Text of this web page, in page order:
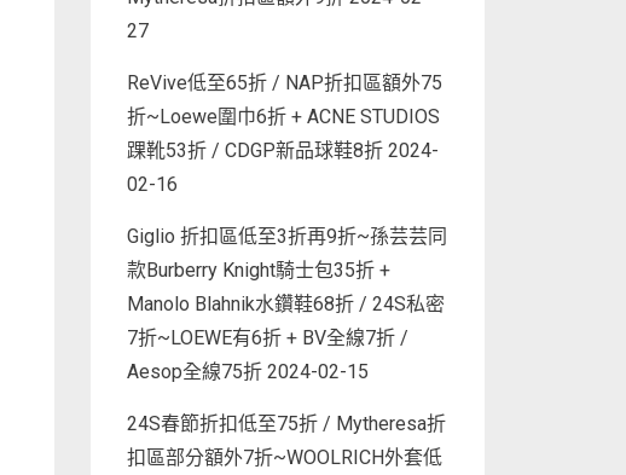
27
ReVive低至65折 / NAP折扣區額外75
折~Loewe圍巾6折 + ACNE STUDIOS
踝靴53折 / CDGP新品球鞋8折 2024-
02-16
Giglio 折扣區低至3折再9折~孫芸芸同
款Burberry Knight騎士包35折 +
Manolo Blahnik水鑽鞋68折 / 24S私密
7折~LOEWE有6折 + BV全線7折 /
Aesop全線75折 2024-02-15
24S春節折扣低至75折 / Mytheresa折
扣區部分額外7折~WOOLRICH外套低